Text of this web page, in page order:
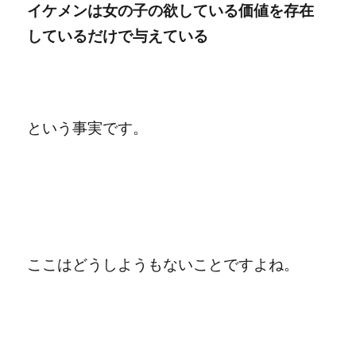
イケメンは女の子の欲している価値を存在
しているだけで与えている
という事実です。
ここはどうしようもないことですよね。